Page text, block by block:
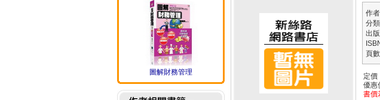
圖解財務管理
作者
分類
出版
頁
定價
優惠
書價